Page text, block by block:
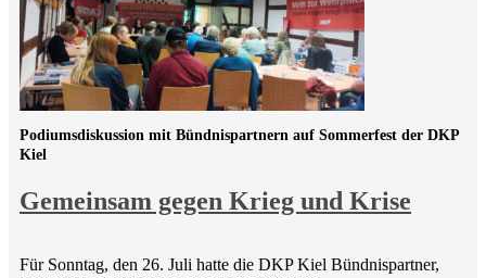
Gemeinsam gegen Krieg und Krise
Podiumsdiskussion mit Bündnispartnern auf Sommerfest der DKP
Kiel
Für Sonntag, den 26. Juli hatte die DKP Kiel Bündnispartner,